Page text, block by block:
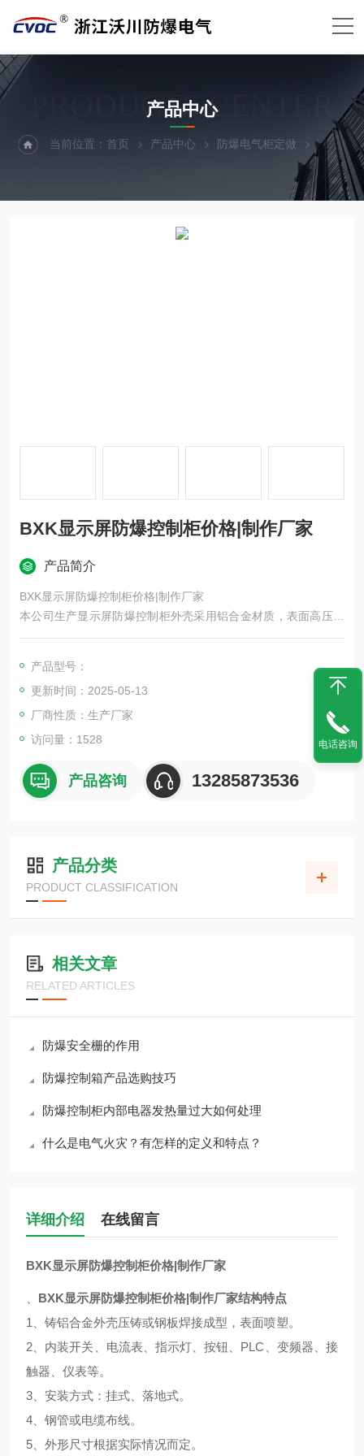
PRODUCTS CENTER
产品中心
当前位置：首页 产品中心 防爆电气柜定做 防爆控
BXK显示屏防爆控制柜价格|制作厂家
产品简介
BXK显示屏防爆控制柜价格|制作厂家
本公司生产显示屏防爆控制柜外壳采用铝合金材质，表面高压静
电喷塑外形美观，产品防护等级IP65，主要适用于IIA、IIB、IIC
关、按钮、指示灯、热继电器等元件，元件可自由组合实现多种
功能，为方便报价客户订货时请提供详细的技术参数，我们将会
给您*惠的价格，欢迎您。
产品型号：
更新时间：2025-05-13
厂商性质：生产厂家
访问量：1528
产品咨询 13285873536
产品分类
PRODUCT CLASSIFICATION
相关文章
RELATED ARTICLES
防爆安全栅的作用
防爆控制箱产品选购技巧
防爆控制柜内部电器发热量过大如何处理
什么是电气火灾？有怎样的定义和特点？
详细介绍 在线留言
BXK显示屏防爆控制柜价格|制作厂家
BXK显示屏防爆控制柜价格|制作厂家结构特点
1、铸铝合金外壳压铸或钢板焊接成型，表面喷塑。
2、内装开关、电流表、指示灯、按钮、PLC、变频器、接
触器、仪表等。
3、安装方式：挂式、落地式。
4、钢管或电缆布线。
5、外形尺寸根据实际情况而定。
电话咨询